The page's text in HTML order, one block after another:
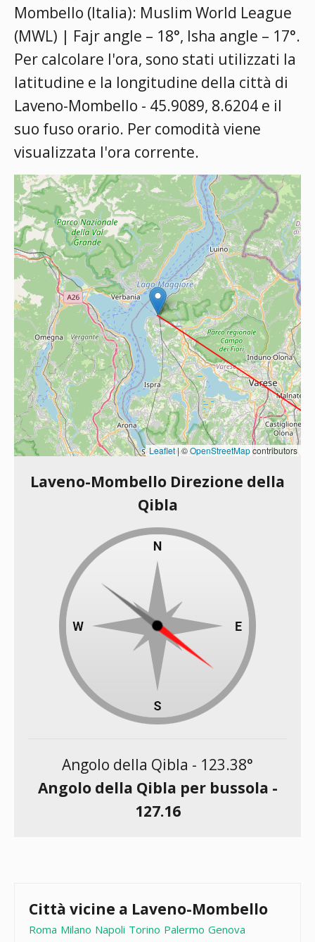
Mombello (Italia): Muslim World League
(MWL) | Fajr angle – 18°, Isha angle – 17°.
Per calcolare l'ora, sono stati utilizzati la
latitudine e la longitudine della città di
Laveno-Mombello - 45.9089, 8.6204 e il
suo fuso orario. Per comodità viene
visualizzata l'ora corrente.
Leaflet|©OpenStreetMapcontributors
Laveno-Mombello Direzione della
Qibla
Angolo della Qibla - 123.38°
Angolo della Qibla per bussola -
127.16
Città vicine a Laveno-Mombello
Roma Milano Napoli Torino Palermo Genova